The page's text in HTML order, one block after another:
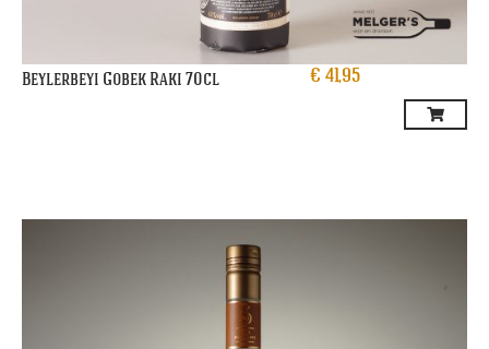
Beylerbeyi Gobek Raki 70cl € 41,95